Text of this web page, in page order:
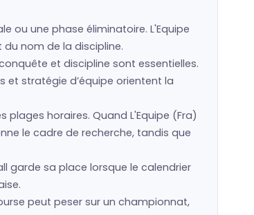
ou une phase éliminatoire. L'Equipe
nom de la discipline.
et discipline sont essentielles.
et stratégie d’équipe orientent la
horaires. Quand L'Equipe (Fra)
le cadre de recherche, tandis que
garde sa place lorsque le calendrier
peut peser sur un championnat,